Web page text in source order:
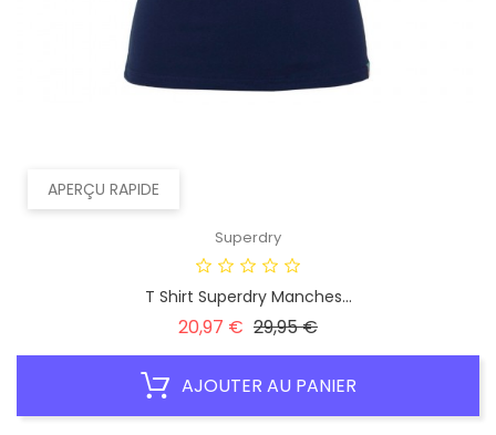
APERÇU RAPIDE
Superdry
T Shirt Superdry Manches...
20,97 € Prix
29,95 €Prix
AJOUTER AU PANIER